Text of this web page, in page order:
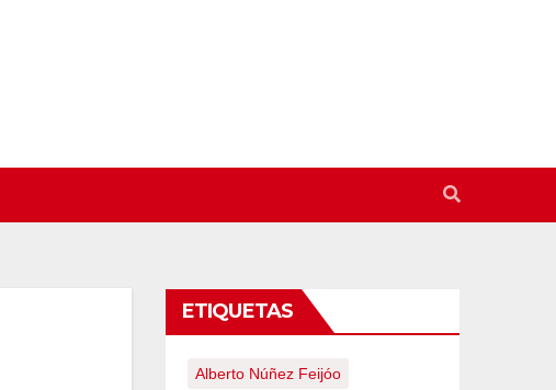
ETIQUETAS
Alberto Núñez Feijóo